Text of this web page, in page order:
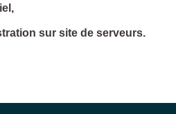
sur site de serveurs.